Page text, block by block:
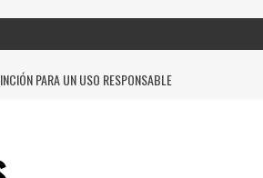
PARA UN USO RESPONSABLE